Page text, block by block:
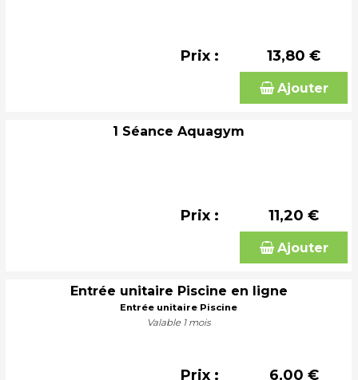
Prix : 13,80 €
Ajouter
1 Séance Aquagym
Prix : 11,20 €
Ajouter
Entrée unitaire Piscine en ligne
Entrée unitaire Piscine
Valable 1 mois
Prix : 6,00 €